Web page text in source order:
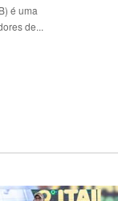
é uma
de...